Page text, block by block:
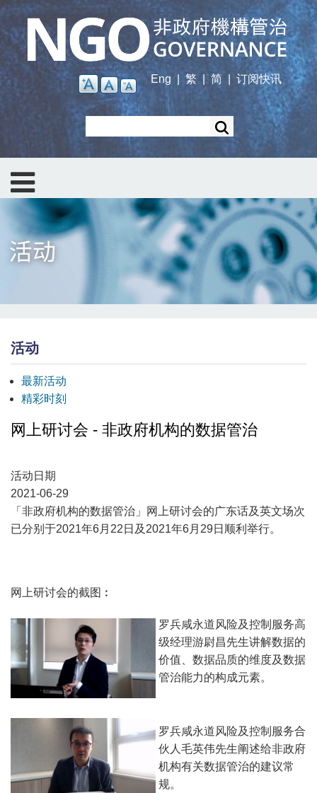
Skip
main
content
Eng
繁 | 简 订阅快讯
活动
最新活动
精彩时刻
网上研讨会 - 非政府机构的数据管治
活动日期
2021-06-29
「非政府机构的数据管治」网上研讨会的广东话及英文场次
已分别于2021年6月22日及2021年6月29日顺利举行。
网上研讨会的截图︰
罗兵咸永道风险及控制服务高
级经理游尉昌先生讲解数据的
价值、数据品质的维度及数据
管治能力的构成元素。
罗兵咸永道风险及控制服务合
伙人毛英伟先生阐述给非政府
机构有关数据管治的建议常
规。